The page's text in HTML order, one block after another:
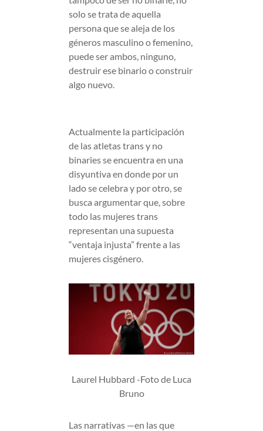
solo se trata de aquella
persona que se aleja de los
géneros masculino o femenino,
puede ser ambos, ninguno,
destruir ese binario o construir
algo nuevo.
Actualmente la participación
de las atletas trans y no
binaries se encuentra en una
disyuntiva en donde por un
lado se celebra y por otro, se
busca argumentar que, sobre
todo las mujeres trans
representan una supuesta
“ventaja injusta” frente a las
mujeres cisgénero.
Laurel Hubbard -Foto de Luca
Bruno
Las narrativas —en las que